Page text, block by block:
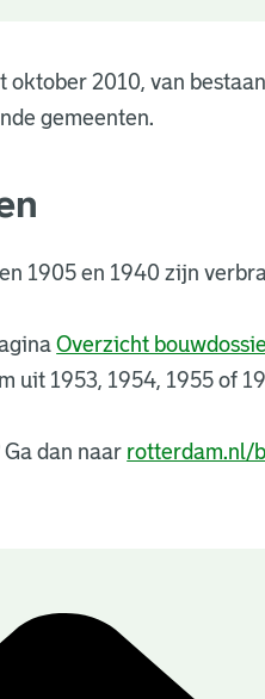
2010, van
gemeenten.
1905 en 1940 zijn
Overzicht
uit 1953, 1954, 1955 of
dan naar rotterdam.nl/